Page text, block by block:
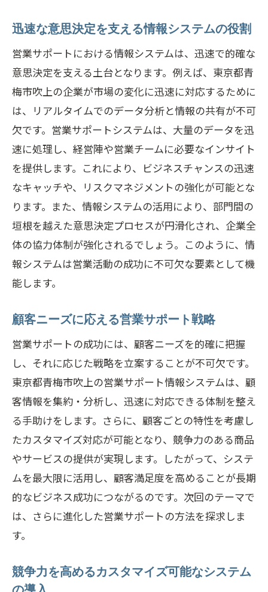
法
ント
トレーニングとサポート体制の整備
スムーズな導入を実現するコミュニケー
ション戦略
費用対効果を最大化する導入計画の立案
持続可能な営業活動を支えるシステム運
用術
営業サポートが企業の生産性を向上させる具
体的な方法
業務自動化による生産性向上のメリット
データに基づく意思決定プロセスの改善
プロジェクト管理ツールを活用した業務
生産性を高めるためのモチベーション戦
略
営業パフォーマンスを測定する指標の設
定
営業サポートシステム導入で実現する顧客満
足度向上の秘訣
顧客フィードバックから学ぶ継続的改善
の重要性
パーソナライズされた顧客体験を提供す
満足度向上を目指すプロセス指標の活用
迅速な意思決定を支える情報システムの役割
営業サポートにおける情報システムは、迅速で的確な
意思決定を支える土台となります。例えば、東京都青
梅市吹上の企業が市場の変化に迅速に対応するために
は、リアルタイムでのデータ分析と情報の共有が不可
欠です。営業サポートシステムは、大量のデータを迅
速に処理し、経営陣や営業チームに必要なインサイト
を提供します。これにより、ビジネスチャンスの迅速
なキャッチや、リスクマネジメントの強化が可能とな
ります。また、情報システムの活用により、部門間の
垣根を越えた意思決定プロセスが円滑化され、企業全
体の協力体制が強化されるでしょう。このように、情
報システムは営業活動の成功に不可欠な要素として機
能します。
顧客ニーズに応える営業サポート戦略
営業サポートの成功には、顧客ニーズを的確に把握
し、それに応じた戦略を立案することが不可欠です。
東京都青梅市吹上の営業サポート情報システムは、顧
客情報を集約・分析し、迅速に対応できる体制を整え
る手助けをします。さらに、顧客ごとの特性を考慮し
たカスタマイズ対応が可能となり、競争力のある商品
やサービスの提供が実現します。したがって、システ
ムを最大限に活用し、顧客満足度を高めることが長期
的なビジネス成功につながるのです。次回のテーマで
は、さらに進化した営業サポートの方法を探求しま
す。
競争力を高めるカスタマイズ可能なシステム